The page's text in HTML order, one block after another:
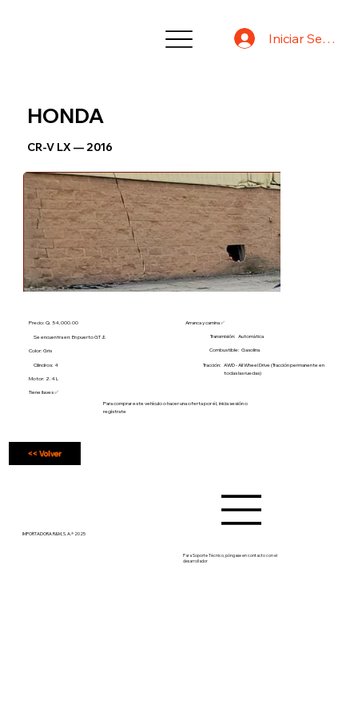
Iniciar Sesión
Color: Gris
Motor: 2.4 L
Transmisión:
Combustible:
Tracción:
Automática
AWD - All Wheel Drive (Tracción permanente en
todas las ruedas)
Gasolina
Tiene llaves ✅
Arranca y camina ✅
Precio: Q. 54,000.00
Se encuentra en: En puerto GT ⚓
Cilindros: 4
<< Volver
Para comprar este vehículo o hacer una oferta por él, inicia sesión o
regístrate
HONDA
CR-V LX — 2016
IMPORTADORA R&M, S. A.® 2025
Para Soporte Técnico, póngase en contacto con el
desarrollador